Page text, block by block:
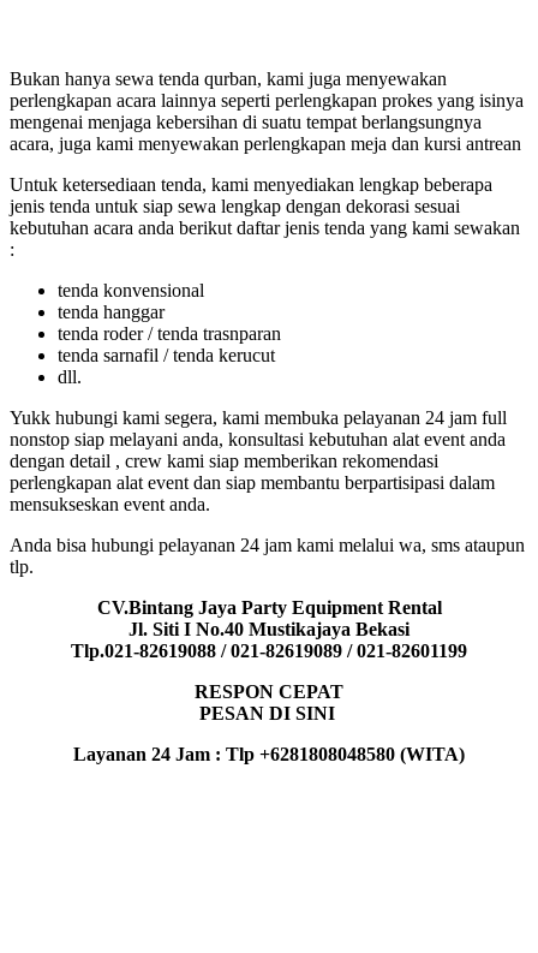
Bukan hanya sewa tenda qurban, kami juga menyewakan
perlengkapan acara lainnya seperti perlengkapan prokes yang isinya
mengenai menjaga kebersihan di suatu tempat berlangsungnya
acara, juga kami menyewakan perlengkapan meja dan kursi antrean
Untuk ketersediaan tenda, kami menyediakan lengkap beberapa
jenis tenda untuk siap sewa lengkap dengan dekorasi sesuai
kebutuhan acara anda berikut daftar jenis tenda yang kami sewakan
:
tenda konvensional
tenda hanggar
tenda roder / tenda trasnparan
tenda sarnafil / tenda kerucut
dll.
Yukk hubungi kami segera, kami membuka pelayanan 24 jam full
nonstop siap melayani anda, konsultasi kebutuhan alat event anda
dengan detail , crew kami siap memberikan rekomendasi
perlengkapan alat event dan siap membantu berpartisipasi dalam
mensukseskan event anda.
Anda bisa hubungi pelayanan 24 jam kami melalui wa, sms ataupun
tlp.
CV.Bintang Jaya Party Equipment Rental
Jl. Siti I No.40 Mustikajaya Bekasi
Tlp.021-82619088 / 021-82619089 / 021-82601199
RESPON CEPAT
PESAN DI SINI
Layanan 24 Jam : Tlp +6281808048580 (WITA)